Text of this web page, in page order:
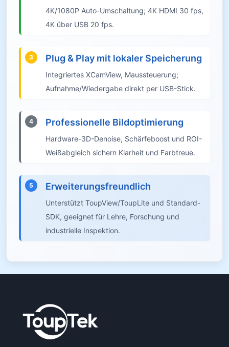
4K/1080P Auto-Umschaltung; 4K HDMI 30 fps,
4K über USB 20 fps.
3 Plug & Play mit lokaler Speicherung
Integriertes XCamView, Maussteuerung;
Aufnahme/Wiedergabe direkt per USB-Stick.
4 Professionelle Bildoptimierung
Hardware-3D-Denoise, Schärfeboost und ROI-
Weißabgleich sichern Klarheit und Farbtreue.
5 Erweiterungsfreundlich
Unterstützt ToupView/ToupLite und Standard-
SDK, geeignet für Lehre, Forschung und
industrielle Inspektion.